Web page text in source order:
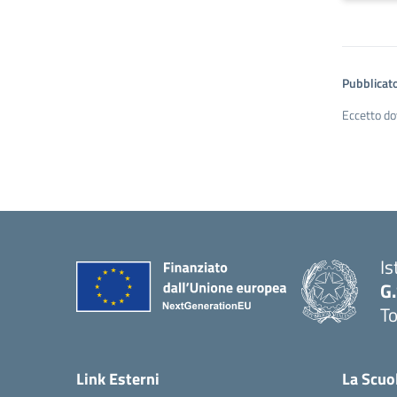
Eccetto
Link Esterni La